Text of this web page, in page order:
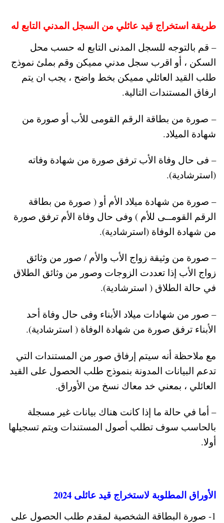
طريقة استخراج قيد عائلي من السجل المدني التابع له
– قم بالتوجه للسجل المدنى التابع له حسب محل
السكن ، أو اقرب سجل مدني مميكن وقم بملئ نموذج
طلب القيد العائلي مميكن بخط واضح ، يجب ان يتم
ارفاق المستندات التالية.
– صورة من بطاقة الرقم القومى للأب أو صورة من
شهادة الميلاد.
– فى حال وفاة الأب ترفق صورة من شهادة وفاته
(استرشادية).
– صورة من شهادة ميلاد الأم أو ( صورة من بطاقة
الرقم القومــى للأم ) وفى حال وفاة الأم ترفق صورة
من شهادة الوفاة (استرشادية).
– صورة من وثيقة زواج الأب والأم / صور من وثائق
زواج الأب إذا تعددت الزوجات وصور من وثائق الطلاق
في حالة الطلاق ( استرشادية).
– صور من شهادات ميلاد الأبناء وفى حال وفاة أحد
الأبناء ترفق صورة من شهادة الوفاة ( استرشادية).
مع ملاحظة أنه سيتم إرفاق صور من المستندات التي
تدعم البيانات المدونة بنموذج طلب الحصول على القيد
العائلي ، بمعني خد معاك نسخ من الأوراق.
– أما في حالة ما إذا كانت هناك بيانات غير مسجلة
بالحاسب سوف تطلب أصول المستندات ويتم تسجيلها
أولا.
الأوراق المطلوبة لاستخراج قيد عائلى 2024
1- صورة البطاقة الشخصية لمقدم طلب الحصول على